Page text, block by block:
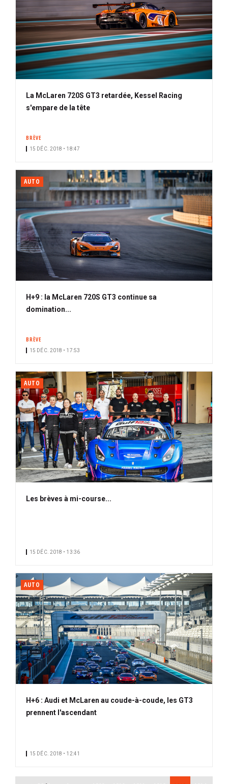
La McLaren 720S GT3 retardée, Kessel Racing
s'empare de la tête
BRÈVE
15 DÉC. 2018 • 18:47
AUTO
H+9 : la McLaren 720S GT3 continue sa
domination...
BRÈVE
15 DÉC. 2018 • 17:53
AUTO
Les brèves à mi-course...
15 DÉC. 2018 • 13:36
AUTO
H+6 : Audi et McLaren au coude-à-coude, les GT3
prennent l'ascendant
15 DÉC. 2018 • 12:41